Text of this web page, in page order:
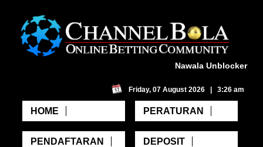
Nawala Unblocker
Friday, 07 August 2026 | 3:26 am
HOME PERATURAN
PENDAFTARAN DEPOSIT